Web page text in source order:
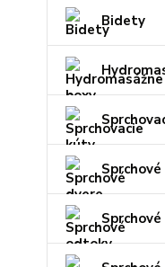
Bidety